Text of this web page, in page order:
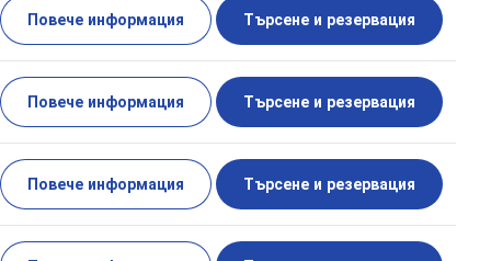
Повече информация Търсене и резервация
Повече информация Търсене и резервация
Повече информация Търсене и резервация